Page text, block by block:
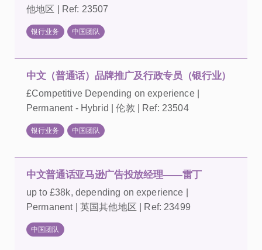
他地区 | Ref: 23507
银行业务 中国团队
中文（普通话）品牌推广及行政专员（银行业）
£Competitive Depending on experience |
Permanent - Hybrid | 伦敦 | Ref: 23504
银行业务 中国团队
中文普通话亚马逊广告投放经理——雷丁
up to £38k, depending on experience |
Permanent | 英国其他地区 | Ref: 23499
中国团队